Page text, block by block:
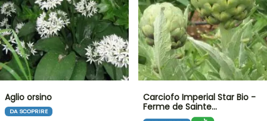
Aglio orsino
DA SCOPRIRE
Carciofo Imperial Star Bio -
Ferme de Sainte…